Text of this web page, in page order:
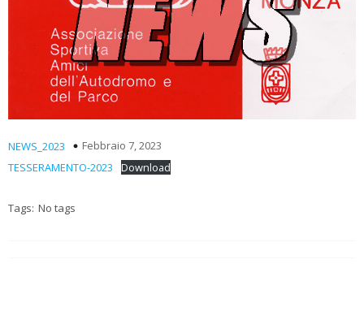
NEWS_2023
Febbraio 7, 2023
TESSERAMENTO-2023
Download
Tags: No tags